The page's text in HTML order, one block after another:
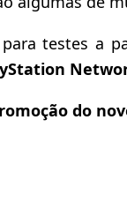
testes a
do